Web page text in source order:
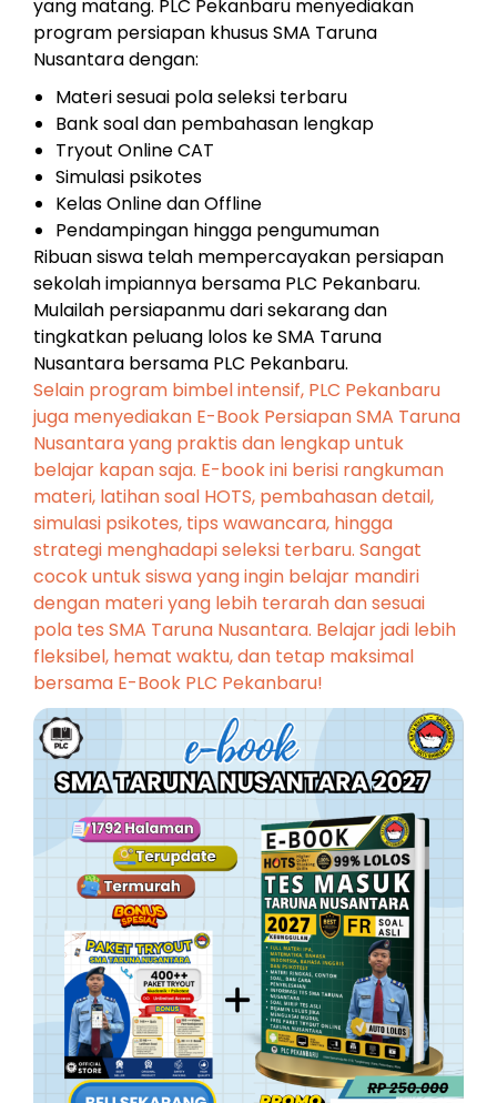
yang matang. PLC Pekanbaru menyediakan
program persiapan khusus SMA Taruna
Nusantara dengan:
Materi sesuai pola seleksi terbaru
Bank soal dan pembahasan lengkap
Tryout Online CAT
Simulasi psikotes
Kelas Online dan Offline
Pendampingan hingga pengumuman
Ribuan siswa telah mempercayakan persiapan
sekolah impiannya bersama PLC Pekanbaru.
Mulailah persiapanmu dari sekarang dan
tingkatkan peluang lolos ke SMA Taruna
Nusantara bersama PLC Pekanbaru.
Selain program bimbel intensif, PLC Pekanbaru
juga menyediakan E-Book Persiapan SMA Taruna
Nusantara yang praktis dan lengkap untuk
belajar kapan saja. E-book ini berisi rangkuman
materi, latihan soal HOTS, pembahasan detail,
simulasi psikotes, tips wawancara, hingga
strategi menghadapi seleksi terbaru. Sangat
cocok untuk siswa yang ingin belajar mandiri
dengan materi yang lebih terarah dan sesuai
pola tes SMA Taruna Nusantara. Belajar jadi lebih
fleksibel, hemat waktu, dan tetap maksimal
bersama E-Book PLC Pekanbaru!